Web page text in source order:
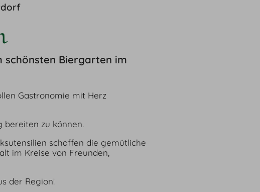
schönsten Biergarten im
Gastronomie mit Herz
bereiten zu können.
schaffen die gemütliche
im Kreise von Freunden,
der Region!